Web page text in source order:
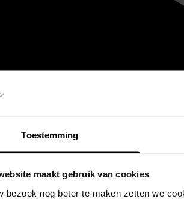
Toestemming
maakt gebruik van cookies
bezoek nog beter te maken zetten we